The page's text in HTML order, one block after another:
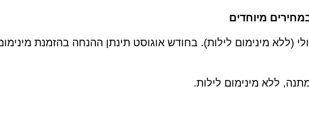
מיוחדים
מינימום לילות). בחודש אוגוסט תינתן ההנחה בהזמנת מינימום
ללא מינימום לילות.